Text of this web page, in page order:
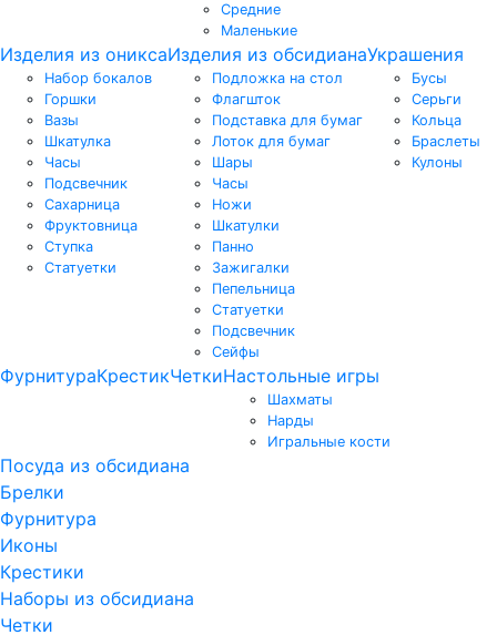
Средние
Маленькие
Изделия из оникса
Набор бокалов
Горшки
Вазы
Шкатулка
Часы
Подсвечник
Сахарница
Фруктовница
Ступка
Статуетки
Изделия из обсидиана
Подложка на стол
Флагшток
Подставка для бумаг
Лоток для бумаг
Шары
Часы
Ножи
Шкатулки
Панно
Зажигалки
Пепельница
Статуетки
Подсвечник
Сейфы
Украшения
Бусы
Серьги
Кольца
Браслеты
Кулоны
ФурнитураКрестикЧеткиНастольные игры
Шахматы
Нарды
Игральные кости
Посуда из обсидиана
Брелки
Фурнитура
Иконы
Крестики
Наборы из обсидиана
Четки